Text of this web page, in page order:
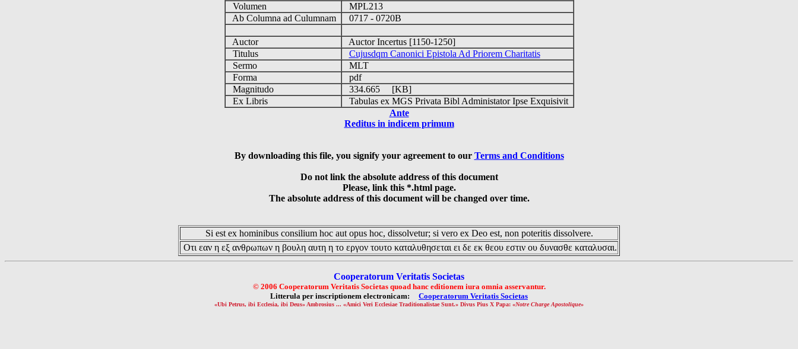
Volumen
MPL213
Ab Columna ad Culumnam
0717 - 0720B
Auctor
Auctor Incertus [1150-1250]
Titulus
Cujusdqm Canonici Epistola Ad Priorem Charitatis
Sermo
MLT
Forma
pdf
Magnitudo
334.665 [KB]
Ex Libris
Tabulas ex MGS Privata Bibl Administator Ipse Exquisivit
Ante
Reditus in indicem primum
By downloading this file, you signify your agreement to our Terms and Conditions
Do not link the absolute address of this document
Please, link this *.html page.
The absolute address of this document will be changed over time.
Si est ex hominibus consilium hoc aut opus hoc, dissolvetur; si vero ex Deo est, non poteritis dissolvere.
Οτι εαν η εξ ανθρωπων η βουλη αυτη η το εργον τουτο καταλυθησεται ει δε εκ θεου εστιν ου δυνασθε καταλυσαι.
Cooperatorum Veritatis Societas
© 2006 Cooperatorum Veritatis Societas quoad hanc editionem iura omnia asservantur.
Litterula per inscriptionem electronicam: Cooperatorum Veritatis Societas
«Ubi Petrus, ibi Ecclesia, ibi Deus» Ambrosius ... «Amici Veri Ecclesiae Traditionalistae Sunt.» Divus Pius X Papa: «Notre Charge Apostolique»